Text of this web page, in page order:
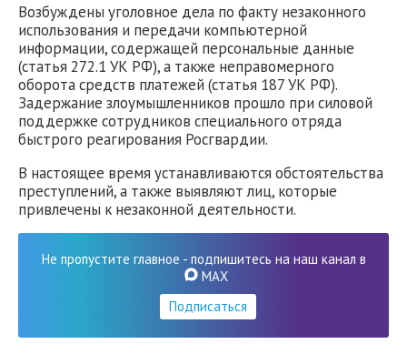
Возбуждены уголовное дела по факту незаконного
использования и передачи компьютерной
информации, содержащей персональные данные
(статья 272.1 УК РФ), а также неправомерного
оборота средств платежей (статья 187 УК РФ).
Задержание злоумышленников прошло при силовой
поддержке сотрудников специального отряда
быстрого реагирования Росгвардии.
В настоящее время устанавливаются обстоятельства
преступлений, а также выявляют лиц, которые
привлечены к незаконной деятельности.
Не пропустите главное - подпишитесь на наш канал в
MAX
Подписаться